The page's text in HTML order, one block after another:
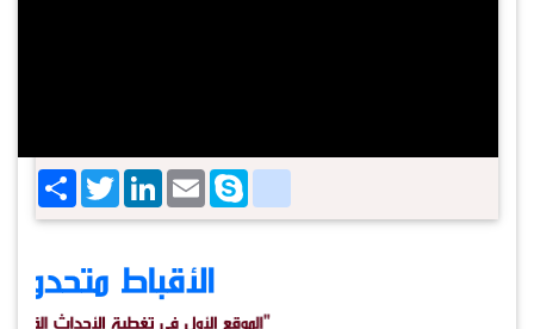
ShareTwitterLinkedIn EmailSkype
google_bookmarks